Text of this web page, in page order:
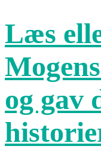
Læs
og gav